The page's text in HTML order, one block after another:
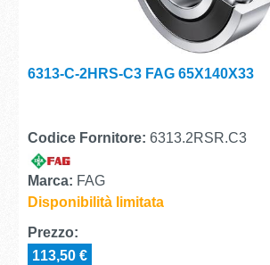
6313-C-2HRS-C3 FAG 65X140X33
Codice Fornitore: 6313.2RSR.C3
Marca: FAG
Disponibilità limitata
Prezzo:
113,50 €